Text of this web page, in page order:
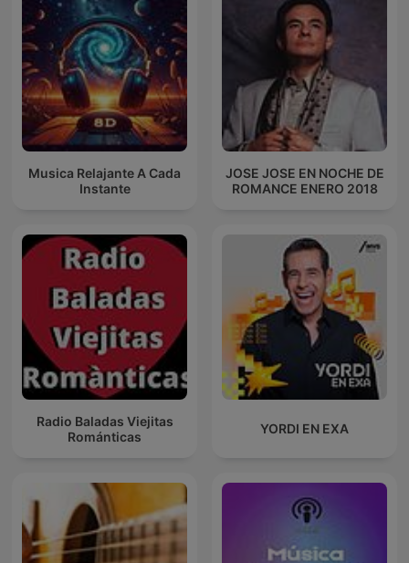
Musica Relajante A Cada
Instante
JOSE JOSE EN NOCHE DE
ROMANCE ENERO 2018
Radio Baladas Viejitas
Románticas
YORDI EN EXA